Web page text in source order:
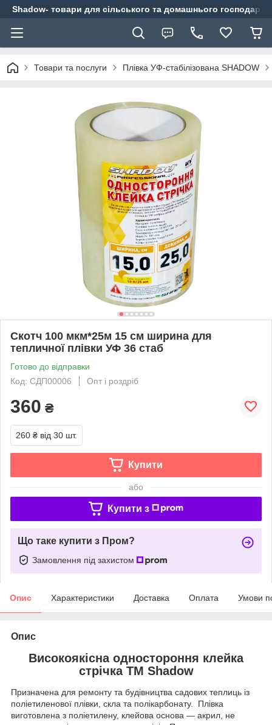
Shadow- товари для сільського та домашнього
Товари та послуги Плівка УФ-стабілізована SHADOW
Скотч 100 мкм*25м 15 см ширина для
тепличної плівки УФ 36 стаб
Готово до відправки
Код: СДП00006
Опт і роздріб
360 ₴
260 ₴ від 30 шт.
Купити
або
Купити з
Що таке купити з Пром?
Замовлення під захистом
Опис Характеристики Доставка Оплата Умови
Опис
Високоякісна одностороння клейка
стрічка ТМ Shadow
Призначена для ремонту та будівництва садових теплиць із
поліетиленової плівки, скла та полікарбонату. Плівка
виготовлена з поліетилену, клейова основа — акрил, не